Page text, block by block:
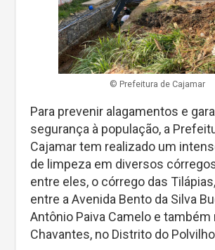
©️ Prefeitura de Cajamar
Para prevenir alagamentos e
segurança à população, a
Cajamar tem realizado um
de limpeza em diversos
entre eles, o córrego das
entre a Avenida Bento da Silva
Antônio Paiva Camelo e também
Chavantes, no Distrito do